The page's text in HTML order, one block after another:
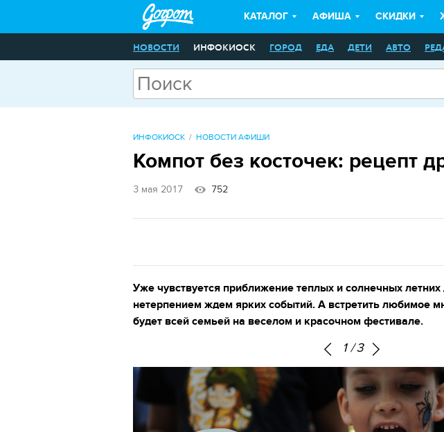
КАТАЛОГ АФИША СКИДКИ
НОВОСТИ ИНФОКИОСК ГОРОД ЕДА ДЕТИ АВТО
ИНФОКИОСК НОВОСТИ АФИШИ
Компот без косточек: рецепт
3 мая 2017 752
Уже чувствуется приближение теплых и солнечных
нетерпением ждем ярких событий. А встретить любимое
будет всей семьей на веселом и красочном фестивале.
1/3